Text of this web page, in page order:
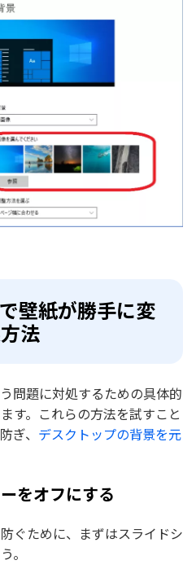
壁紙が勝手に変
法
問題に対処するための具体的
す。これらの方法を試すこと
ぎ、 デスクトップの背景を元
をオフにする
ぐために、まずはスライドシ
。